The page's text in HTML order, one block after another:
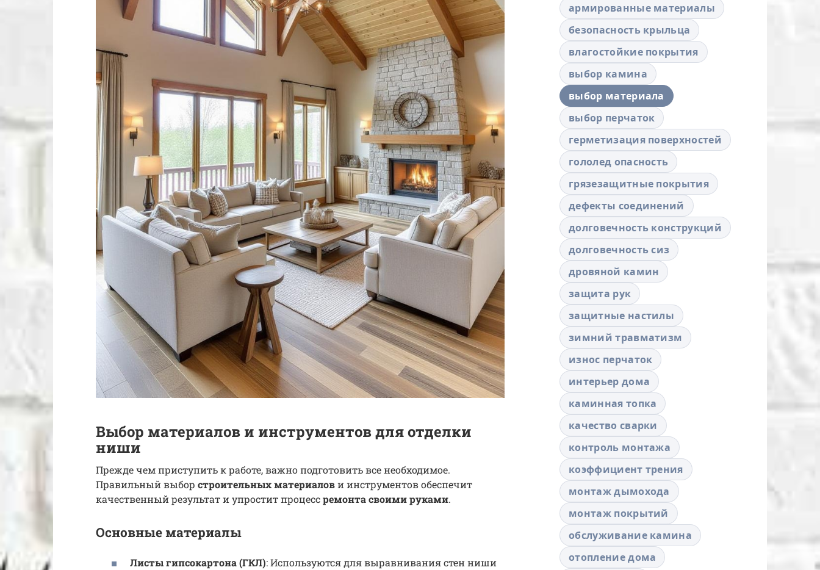
Выбор материалов и инструментов для отделки
ниши
Прежде чем приступить к работе, важно подготовить все необходимое.
Правильный выбор строительных материалови инструментов обеспечит
качественный результат и упростит процессремонта своими руками.
Основные материалы
Листы гипсокартона (ГКЛ): Используются для выравнивания стен ниши
армированные материалы
безопасность крыльца
влагостойкие покрытия
выбор камина
выбор материала
выбор перчаток
герметизация поверхностей
гололед опасность
грязезащитные покрытия
дефекты соединений
долговечность конструкций
долговечность сиз
дровяной камин
защита рук
защитные настилы
зимний травматизм
износ перчаток
интерьер дома
каминная топка
качество сварки
контроль монтажа
коэффициент трения
монтаж дымохода
монтаж покрытий
обслуживание камина
отопление дома